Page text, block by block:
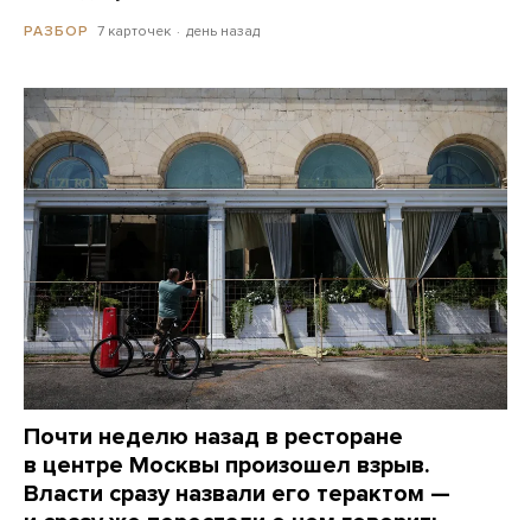
РАЗБОР 7 карточек день назад
Почти неделю назад в ресторане
в центре Москвы произошел взрыв.
Власти сразу назвали его терактом —